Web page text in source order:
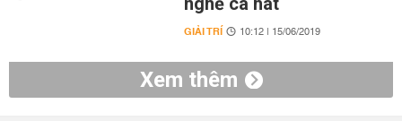
GIẢI TRÍ 10:12 | 15/06/2019
Xem thêm